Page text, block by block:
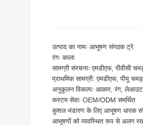
उत्पाद का नामः आभूषण संगठक ट्रे
रंगः काला
सामग्री संरचनाः एमडीएफ, पीवीसी
प्राथमिक सामग्री: एमडीएफ, पीयू
अनुकूलन विकल्पः आकार, रंग, लेआउट,
कस्टम सेवाः OEM/ODM समर्थित
कुशल भंडारण के लिए आभूषण धारक
आभूषणों को व्यवस्थित रूप से अलग